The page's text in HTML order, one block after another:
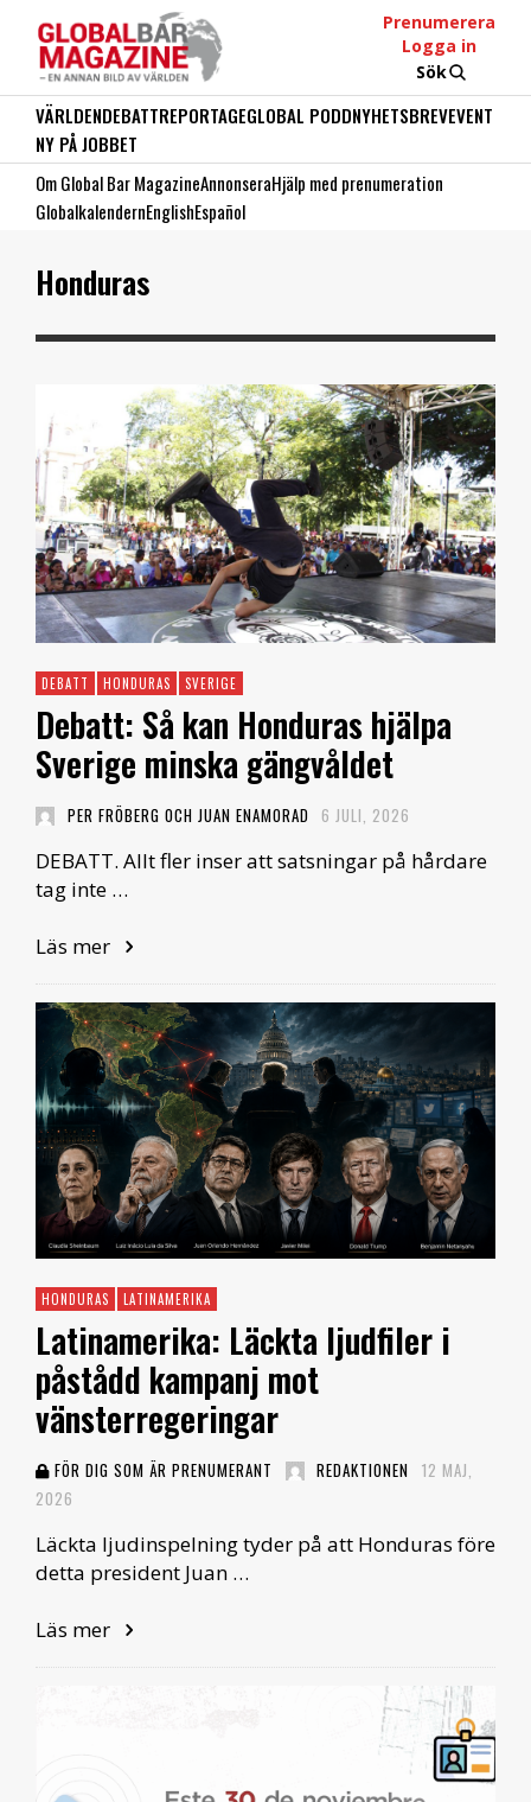
Prenumerera
Logga in
Sök
VÄRLDENDEBATTREPORTAGEGLOBAL PODDNYHETSBREVEVENT
NY PÅ JOBBET
Om Global Bar MagazineAnnonseraHjälp med prenumeration
GlobalkalendernEnglishEspañol
Honduras
DEBATT HONDURAS SVERIGE
Debatt: Så kan Honduras hjälpa
Sverige minska gängvåldet
PER FRÖBERG OCH JUAN ENAMORAD 6 JULI, 2026
DEBATT. Allt fler inser att satsningar på hårdare
tag inte …
Läs mer
HONDURAS LATINAMERIKA
Latinamerika: Läckta ljudfiler i
påstådd kampanj mot
vänsterregeringar
FÖR DIG SOM ÄR PRENUMERANT REDAKTIONEN 12 MAJ,
2026
Läckta ljudinspelning tyder på att Honduras före
detta president Juan …
Läs mer